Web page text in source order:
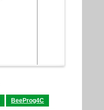
BeeProg4C